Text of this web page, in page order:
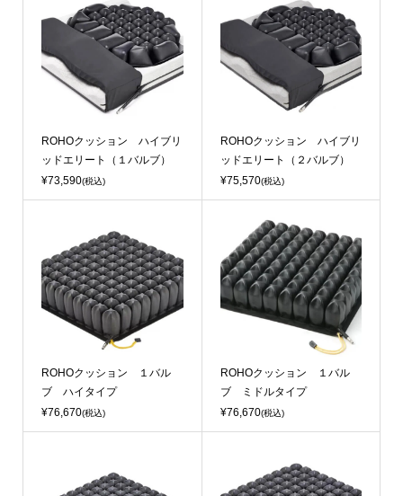
ROHOクッション ハイブリ
ッドエリート（１バルブ）
¥73,590(税込)
ROHOクッション ハイブリ
ッドエリート（２バルブ）
¥75,570(税込)
ROHOクッション １バル
ブ ハイタイプ
¥76,670(税込)
ROHOクッション １バル
ブ ミドルタイプ
¥76,670(税込)